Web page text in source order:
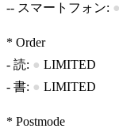
-- スマートフォン: ●
* Order
- 読: ● LIMITED
- 書: ● LIMITED
* Postmode